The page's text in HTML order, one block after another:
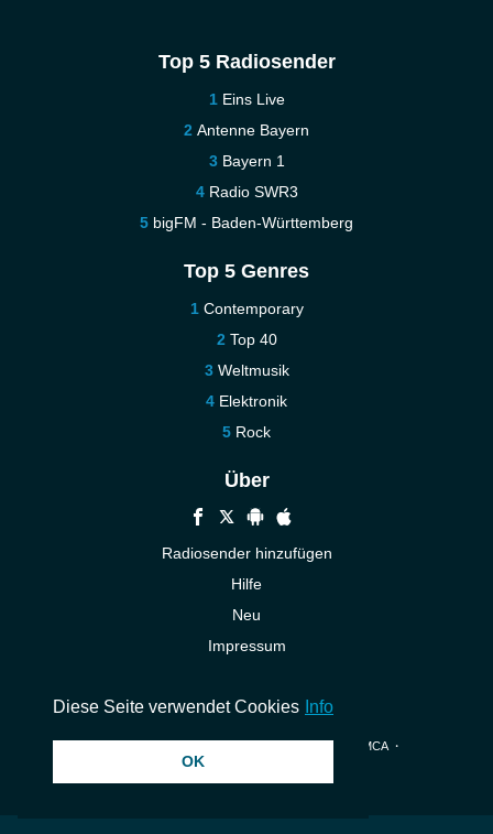
Top 5 Radiosender
Eins Live
Antenne Bayern
Bayern 1
Radio SWR3
bigFM - Baden-Württemberg
Top 5 Genres
Contemporary
Top 40
Weltmusik
Elektronik
Rock
Über
Radiosender hinzufügen
Hilfe
Neu
Impressum
DMCA・
Datenschutzerklärung
Diese Seite verwendet Cookies Info
OK